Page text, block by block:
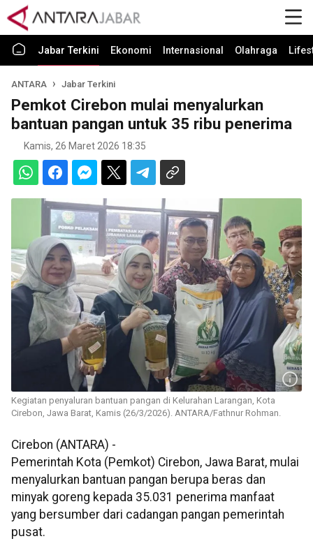
Jabar Terkini Ekonomi Internasional Olahraga
ANTARA Jabar Terkini
Pemkot Cirebon mulai menyalurkan
bantuan pangan untuk 35 ribu penerima
Kamis, 26 Maret 2026 18:35
Kegiatan penyaluran bantuan pangan di Kelurahan Larangan, Kota
Cirebon, Jawa Barat, Kamis (26/3/2026). ANTARA/Fathnur Rohman.
Cirebon (ANTARA) -
Pemerintah Kota (Pemkot) Cirebon, Jawa Barat, mulai
menyalurkan bantuan pangan berupa beras dan
minyak goreng kepada 35.031 penerima manfaat
yang bersumber dari cadangan pangan pemerintah
pusat.